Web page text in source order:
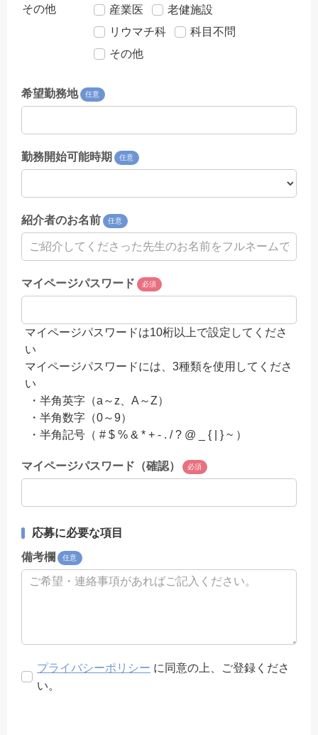
その他 産業医
老健施設
リウマチ科
科目不問
その他
希望勤務地 任意
勤務開始可能時期 任意
紹介者のお名前 任意
マイページパスワード 必須
マイページパスワードは10桁以上で設定してくださ
い
マイページパスワードには、3種類を使用してくださ
い
・半角英字（a～z、A～Z）
・半角数字（0～9）
・半角記号（ # $ % & * + - . / ? @ _ { | } ~ ）
マイページパスワード（確認） 必須
応募に必要な項目
備考欄
任意
プライバシーポリシー に同意の上、ご登録くださ
い。